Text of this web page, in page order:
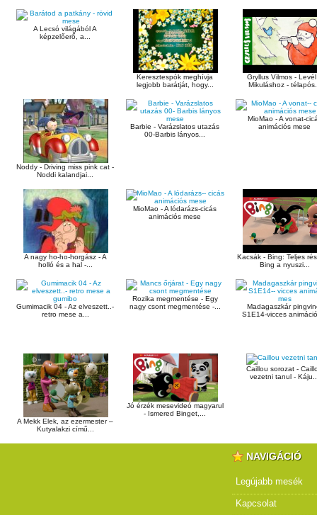
A Lecsó világából A
képzelőerő, a...
Keresztespók meghívja
legjobb barátját, hogy...
Gryllus Vilmos -
Mikuláshoz -
Noddy - Driving miss pink cat -
Noddi kalandjai...
Barbie - Varázslatos utazás
00-Barbis lányos...
MioMao - A vonat-
animációs mese
A nagy ho-ho-horgász - A
holló és a hal -...
MioMao - A lódarázs-cicás
animációs mese
Kacsák - Bing: Teljes
Bing a nyuszi...
Gumimacik 04 - Az elveszett..-
retro mese a...
Rozika megmentése - Egy
nagy csont megmentése -...
Madagaszkár
S1E14-vicces
A Mekk Elek, az ezermester –
Kutyalakzi című...
Jó érzék mesevideó magyarul
- Ismered Binget,...
Caillou sorozat -
vezetni tanul -
NAVIGÁCIÓ
Legújabb mesék
Kapcsolat